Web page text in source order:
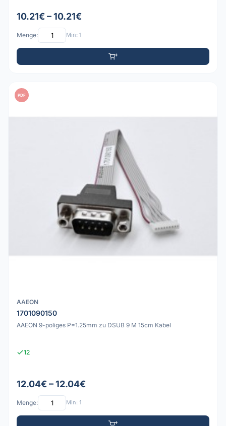
10.21€ – 10.21€
Menge: Min: 1
PDF
AAEON
1701090150
AAEON 9-poliges P=1.25mm zu DSUB 9 M 15cm Kabel
12
12.04€ – 12.04€
Menge: Min: 1